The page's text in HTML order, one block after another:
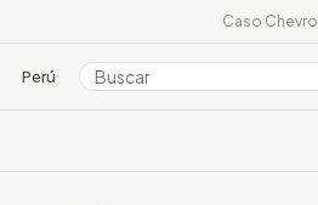
Caso
Perú Colombia